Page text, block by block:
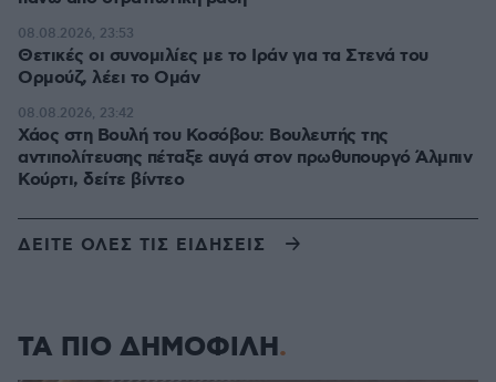
Θετικές οι συνομιλίες με το Ιράν για τα Στενά του
Ορμούζ, λέει το Ομάν
08.08.2026, 23:53
Χάος στη Βουλή του Κοσόβου: Βουλευτής της
αντιπολίτευσης πέταξε αυγά στον πρωθυπουργό Άλμπιν
Κούρτι, δείτε βίντεο
08.08.2026, 23:42
ΔΕΙΤΕ ΟΛΕΣ ΤΙΣ ΕΙΔΗΣΕΙΣ
ΤΑ ΠΙΟ ΔΗΜΟΦΙΛΗ